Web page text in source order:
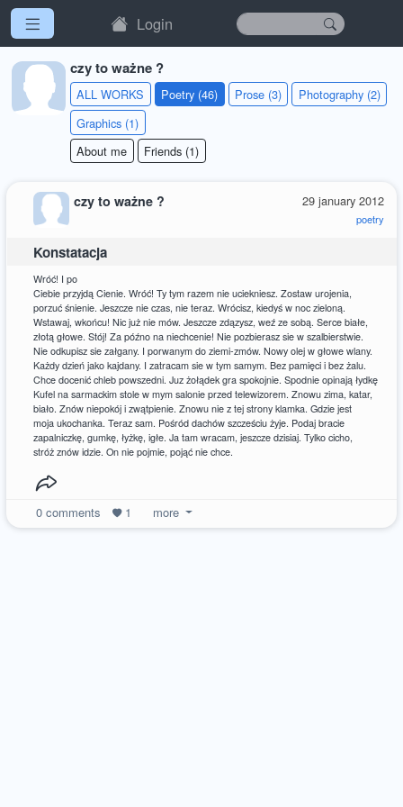
Login
czy to ważne ?
ALL WORKS Poetry (46) Prose (3)
Photography (2)
Graphics (1)
About me
Friends (1)
29 january 2012
poetry
czy to ważne ?
Konstatacja
Wróć! I po
Ciebie przyjdą Cienie. Wróć! Ty tym razem nie uciekniesz. Zostaw urojenia,
porzuć śnienie. Jeszcze nie czas, nie teraz. Wrócisz, kiedyś w noc zieloną.
Wstawaj, wkońcu! Nic już nie mów. Jeszcze zdązysz, weź ze sobą. Serce białe,
złotą głowe. Stój! Za późno na niechcenie! Nie pozbierasz sie w szalbierstwie.
Nie odkupisz sie załgany. I porwanym do ziemi-zmów. Nowy olej w głowe wlany.
Każdy dzień jako kajdany. I zatracam sie w tym samym. Bez pamięci i bez żalu.
Chce docenić chleb powszedni. Juz żołądek gra spokojnie. Spodnie opinają łydkę
Kufel na sarmackim stole w mym salonie przed telewizorem. Znowu zima, katar,
biało. Znów niepokój i zwątpienie. Znowu nie z tej strony klamka. Gdzie jest
moja ukochanka. Teraz sam. Pośród dachów szcześciu żyje. Podaj bracie
zapalniczkę, gumkę, łyżkę, igłe. Ja tam wracam, jeszcze dzisiaj. Tylko cicho,
stróż znów idzie. On nie pojmie, pojąć nie chce.
0comments 1 more